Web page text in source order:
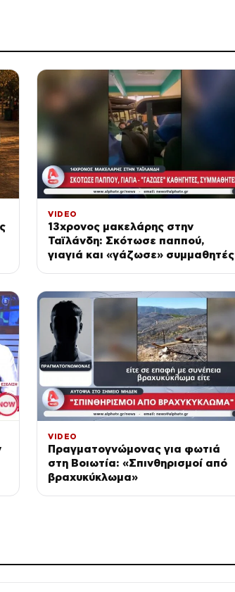
VIDEO
13χρονος μακελάρης στην
Ταϊλάνδη: Σκότωσε παππού,
γιαγιά και «γάζωσε» συμμαθητές
VIDEO
Πραγματογνώμονας για φωτιά
στη Βοιωτία: «Σπινθηρισμοί από
βραχυκύκλωμα»